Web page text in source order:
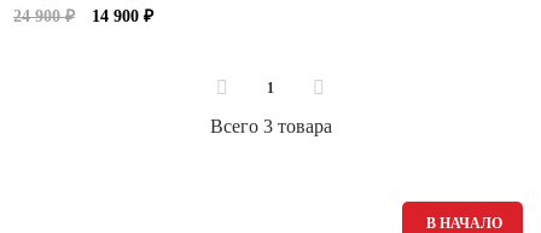
24 900 ₽
14 900 ₽
1
Всего 3 товара
В НАЧАЛО